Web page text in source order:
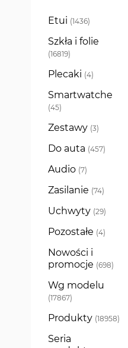
Etui 1436
produkty
Szkła i folie
16819
produkty
Plecaki 4
produkty
Smartwatche
45
produkty
Zestawy 3
produkty
Do auta 457
produkty
Audio 7
produkty
Zasilanie 74
produkty
Uchwyty 29
produkty
Pozostałe 4
produkty
Nowości i
promocje 698
produkty
Wg modelu
17867
produkty
Produkty 18958
produkty
Seria